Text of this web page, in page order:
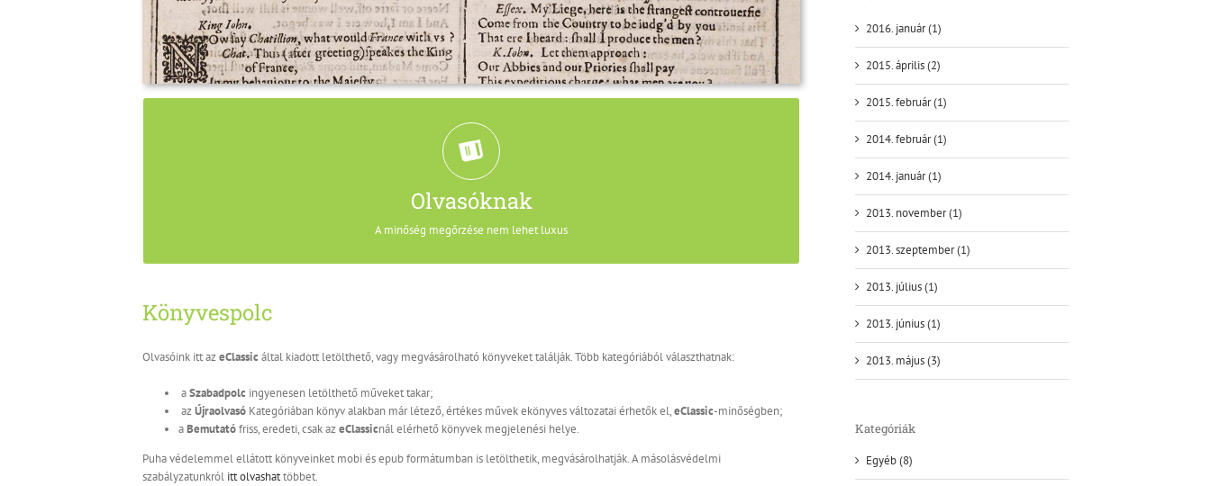
Olvasóknak
A minőség megőrzése nem lehet luxus
Mindennapos tapasztalat, hogy egy ekönyv élvezeti értékét, olvashatóságát döntő mértékben befolyásolja a szövegkép és
ezért megkülönböztetett figyelmet szentel a szöveg formai kérdéseinek. Meggyőződésünk, hogy a
hagyományos könyvkiadás mértékadó törekvései, a megbízható forrásból származó és filológiailag korrekt szövegek
megjelentetése olyan érték, amely elektronikus viszonyok között is annak számít.
Könyvespolc
Olvasóink itt azeClassic által kiadott letölthető, vagy megvásárolható könyveket találják. Több kategóriából választhatnak:
aSzabadpolc ingyenesen letölthető műveket takar;
azÚjraolvasó Kategóriában könyv alakban már létező, értékes művek ekönyves változatai érhetők el,eClassic-minőségben;
aBemutatófriss, eredeti, csak azeClassicnál elérhető könyvek megjelenési helye.
Puha védelemmel ellátott könyveinket mobi és epub formátumban is letölthetik, megvásárolhatják. A másolásvédelmi
szabályzatunkról itt olvashattöbbet.
2016. január (1)
2015. április (2)
2015. február (1)
2014. február (1)
2014. január (1)
2013. november (1)
2013. szeptember (1)
2013. július (1)
2013. június (1)
2013. május (3)
Kategóriák
Egyéb (8)